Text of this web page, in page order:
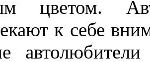
цветом.
к себе